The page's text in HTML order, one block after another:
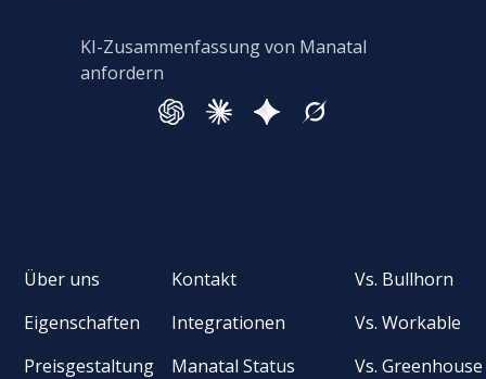
KI-Zusammenfassung von Manatal
anfordern
Über uns
Eigenschaften
Preisgestaltung
Kontakt
Integrationen
Manatal Status
Vs. Bullhorn
Vs. Workable
Vs. Greenhouse